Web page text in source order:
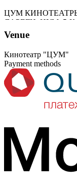
ЦУМ
ДАРЕГИ: ЦУМ, 5-
ЧҮЙ
Venue
Кинотеатр "ЦУМ"
Payment methods